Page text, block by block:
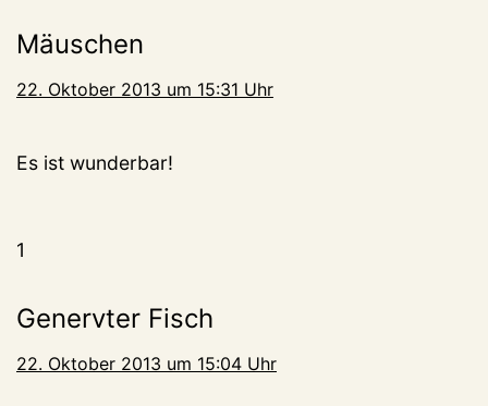
Mäuschen
22. Oktober 2013 um 15:31 Uhr
Es ist wunderbar!
1
Genervter Fisch
22. Oktober 2013 um 15:04 Uhr